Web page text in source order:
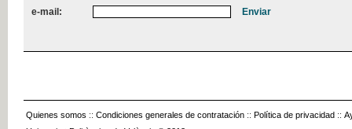
e-mail:
Quienes somos :: Condiciones generales de contratación :: Política de privacidad ::